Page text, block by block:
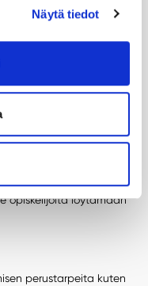
Näytä tiedot
jonka kohteina
ylioppilaskunnan
mahdollistaa ja
ja muiden
opiskelijoita löytämään
perustarpeita kuten